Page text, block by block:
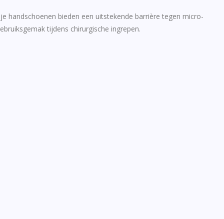
handschoenen bieden een uitstekende barrière tegen micro-
tijdens chirurgische ingrepen.